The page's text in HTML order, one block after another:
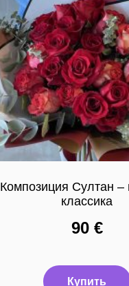
Композиция Султан –
классика
90 €
Купить